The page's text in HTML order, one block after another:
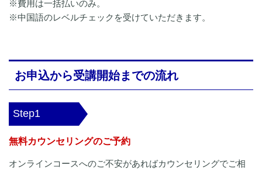
※費用は一括払いのみ。
※中国語のレベルチェックを受けていただきます。
お申込から受講開始までの流れ
Step1
無料カウンセリングのご予約
オンラインコースへのご不安があればカウンセリングでご相